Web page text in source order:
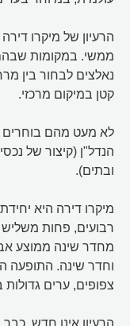
ממשי. במקומות שבהם
נאלצים לבחור בין
קטן במיקום מרכזי.
לא מעט מהם בוחרים
הנדל"ן (קיצור של
ובתים).
רבועים, פחות
מחדר שינה ממוצע
וחדר שינה. התופעה
צפופים, ערים